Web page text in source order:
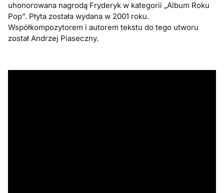
uhonorowana nagrodą Fryderyk w kategorii „Album Roku
Pop”. Płyta została wydana w 2001 roku.
Współkompozytorem i autorem tekstu do tego utworu
został Andrzej Piaseczny.